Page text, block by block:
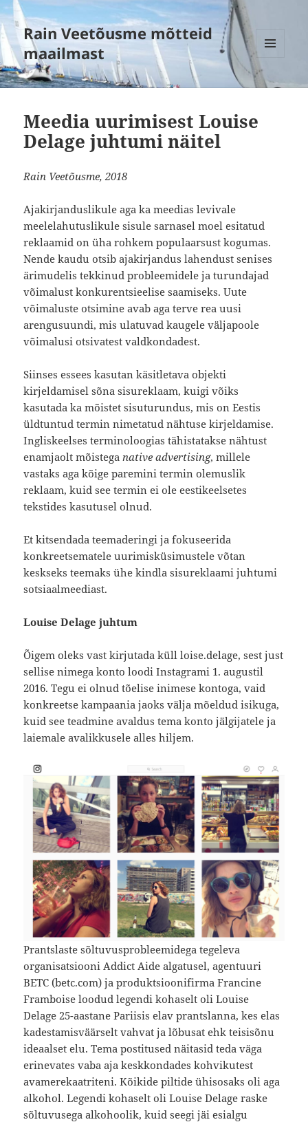
Rain Veetõusme mõtteid
maailmast
MOODULID
Meedia uurimisest Louise
Delage juhtumi näitel
Rain Veetõusme, 2018
Ajakirjanduslikule aga ka meedias levivale
meelelahutuslikule sisule sarnasel moel esitatud
reklaamid on üha rohkem populaarsust kogumas.
Nende kaudu otsib ajakirjandus lahendust senises
ärimudelis tekkinud probleemidele ja turundajad
võimalust konkurentsieelise saamiseks. Uute
võimaluste otsimine avab aga terve rea uusi
arengusuundi, mis ulatuvad kaugele väljapoole
võimalusi otsivatest valdkondadest.
Siinses essees kasutan käsitletava objekti
kirjeldamisel sõna sisureklaam, kuigi võiks
kasutada ka mõistet sisuturundus, mis on Eestis
üldtuntud termin nimetatud nähtuse kirjeldamise.
Ingliskeelses terminoloogias tähistatakse nähtust
enamjaolt mõisteganative advertising, millele
vastaks aga kõige paremini termin olemuslik
reklaam, kuid see termin ei ole eestikeelsetes
tekstides kasutusel olnud.
Et kitsendada teemaderingi ja fokuseerida
konkreetsematele uurimisküsimustele võtan
keskseks teemaks ühe kindla sisureklaami juhtumi
sotsiaalmeediast.
Louise Delage juhtum
Õigem oleks vast kirjutada küll loise.delage, sest just
sellise nimega konto loodi Instagrami 1. augustil
2016. Tegu ei olnud tõelise inimese kontoga, vaid
konkreetse kampaania jaoks välja mõeldud isikuga,
kuid see teadmine avaldus tema konto jälgijatele ja
laiemale avalikkusele alles hiljem.
Prantslaste sõltuvusprobleemidega tegeleva
organisatsiooni Addict Aide algatusel, agentuuri
BETC (betc.com) ja produktsioonifirma Francine
Framboise loodud legendi kohaselt oli Louise
Delage 25-aastane Pariisis elav prantslanna, kes elas
kadestamisväärselt vahvat ja lõbusat ehk teisisõnu
ideaalset elu. Tema postitused näitasid teda väga
erinevates vaba aja keskkondades kohvikutest
avamerekaatriteni. Kõikide piltide ühisosaks oli aga
alkohol. Legendi kohaselt oli Louise Delage raske
sõltuvusega alkohoolik, kuid seegi jäi esialgu